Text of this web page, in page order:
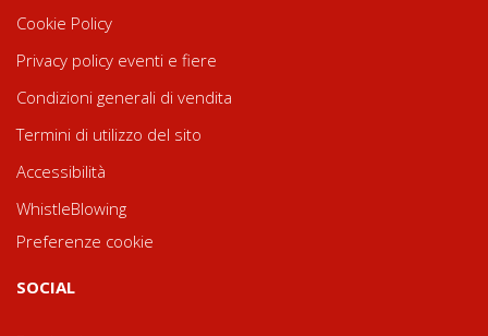
Cookie Policy
Privacy policy eventi e fiere
Condizioni generali di vendita
Termini di utilizzo del sito
Accessibilità
WhistleBlowing
Preferenze cookie
SOCIAL